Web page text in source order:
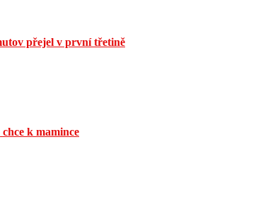
přejel v první třetině
k mamince